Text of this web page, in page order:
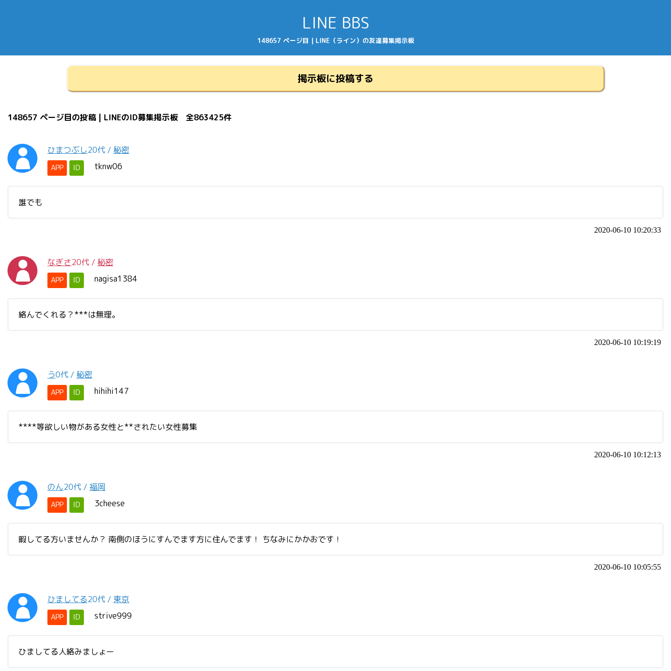
LINE BBS
148657 ページ目 | LINE（ライン）の友達募集掲示板
掲示板に投稿する
148657 ページ目の投稿 | LINEのID募集掲示板 全863425件
ひまつぶし20代 / 秘密
APP ID tknw06
誰でも
2020-06-10 10:20:33
なぎさ20代 / 秘密
APP ID nagisa1384
絡んでくれる？***は無理。
2020-06-10 10:19:19
う0代 / 秘密
APP ID hihihi147
****等欲しい物がある女性と**されたい女性募集
2020-06-10 10:12:13
のん20代 / 福岡
APP ID 3cheese
暇してる方いませんか？ 南側のほうにすんでます方に住んでます！ ちなみにかかおです！
2020-06-10 10:05:55
ひましてる20代 / 東京
APP ID strive999
ひましてる人絡みましょー